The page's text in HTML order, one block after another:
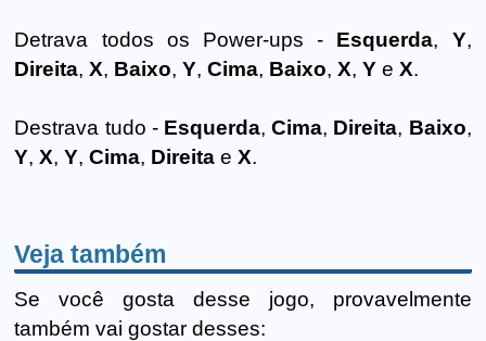
Detrava todos os Power-ups - Esquerda, Y,
Direita,X, Baixo,Y,Cima, Baixo,X,Y eX.
Destrava tudo - Esquerda,Cima, Direita, Baixo,
Y,X,Y,Cima, Direita eX.
Veja também
Se você gosta desse jogo, provavelmente
também vai gostar desses: